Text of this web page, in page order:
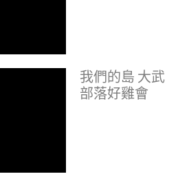
我們的島 大武
部落好雞會